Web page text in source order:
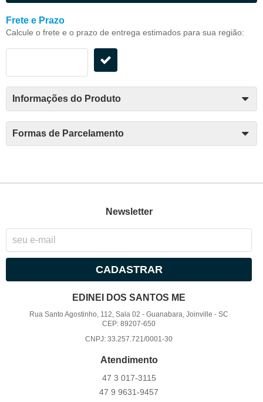
Frete e Prazo
Calcule o frete e o prazo de entrega estimados para sua região:
Informações do Produto
Formas de Parcelamento
Newsletter
CADASTRAR
EDINEI DOS SANTOS ME
Rua Santo Agostinho, 112, Sala 02 -Guanabara, Joinville -SC
CEP: 89207-650
CNPJ: 33.257.721/0001-30
Atendimento
47 3 017-3115
47 9 9631-9457